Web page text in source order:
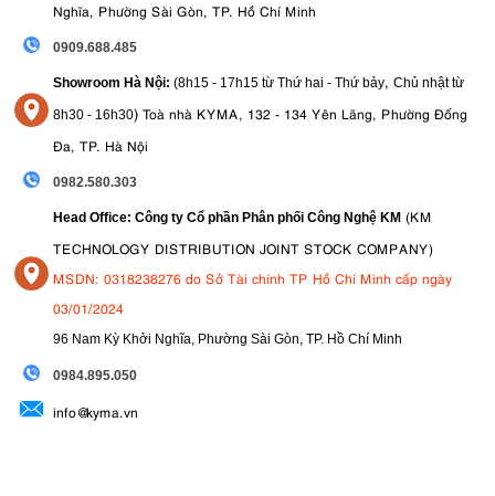
Nghĩa, Phường Sài Gòn, TP. Hồ Chí Minh
0909.688.485
Showroom Hà Nội: (8h15 - 17h15 từ Thứ hai - Thứ bảy, Chủ nhật từ
8h30 - 16h30) Toà nhà KYMA, 132 - 134 Yên Lãng, Phường Đống
Đa, TP. Hà Nội
0982.580.303
Head Office: Công ty Cổ phần Phân phối Công Nghệ KM (KM
TECHNOLOGY DISTRIBUTION JOINT STOCK COMPANY)
MSDN: 0318238276 do Sở Tài chính TP Hồ Chí Minh cấp ngày
03/01/2024
96 Nam Kỳ Khởi Nghĩa, Phường Sài Gòn, TP. Hồ Chí Minh
0984.895.050
info@kyma.vn